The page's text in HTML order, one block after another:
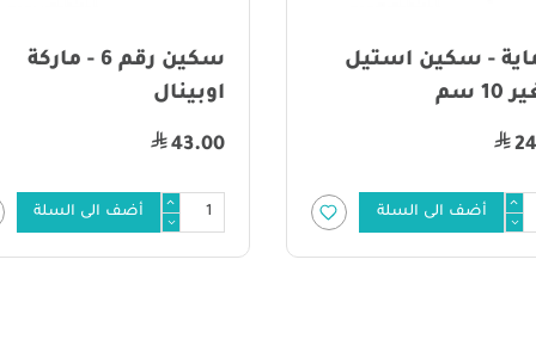
سكين رقم 6 - ماركة
أضف الى السلة
سكين رقم 7 - ماركة
اوبينال
45.00
أضف الى السلة